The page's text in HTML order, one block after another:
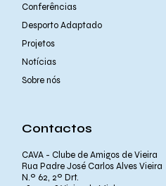
Conferências
Desporto Adaptado
Projetos
Notícias
Sobre nós
Contactos
CAVA - Clube de Amigos de Vieira
Rua Padre José Carlos Alves Vieira
N.º 62, 2º Drt.